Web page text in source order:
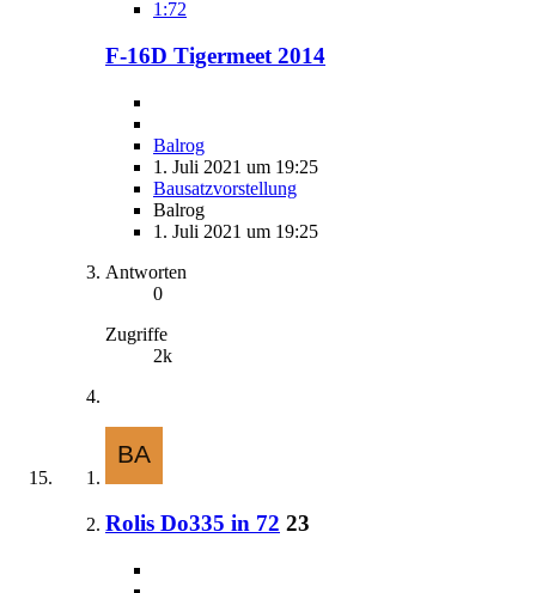
1:72
F-16D Tigermeet 2014
Balrog
1. Juli 2021 um 19:25
Bausatzvorstellung
Balrog
1. Juli 2021 um 19:25
Antworten
0
Zugriffe
2k
Rolis Do335 in 72 23